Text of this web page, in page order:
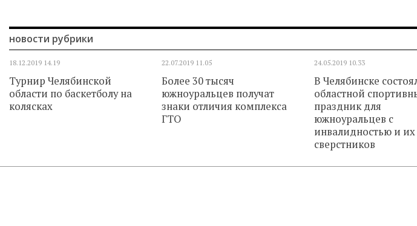
новости рубрики
18.12.2019 14.19
Турнир Челябинской
области по баскетболу на
колясках
22.07.2019 11.05
Более 30 тысяч
южноуральцев получат
знаки отличия комплекса
ГТО
24.05.2019 10.33
В Челябинске
областной
праздник для
южноуральцев с
инвалидностью и их
сверстников